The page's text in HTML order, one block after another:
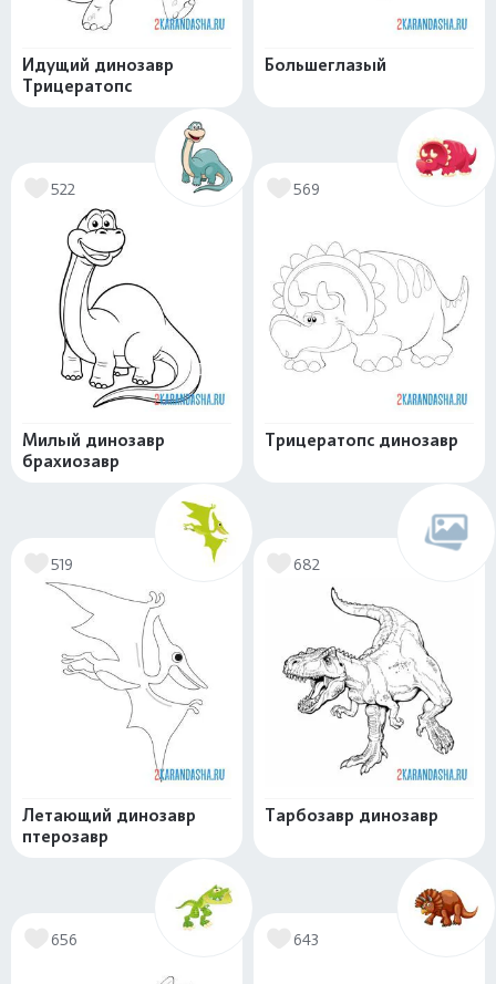
Идущий динозавр
Трицератопс
Большеглазый
522
Милый динозавр
брахиозавр
569
Трицератопс динозавр
519
Летающий динозавр
птерозавр
682
Тарбозавр динозавр
656 643